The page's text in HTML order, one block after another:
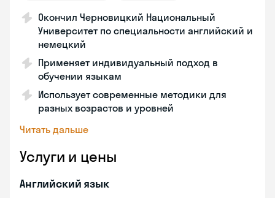
Окончил Черновицкий Национальный
Университет по специальности английский и
немецкий
Применяет индивидуальный подход в
обучении языкам
Использует современные методики для
разных возрастов и уровней
Читать дальше
Услуги и цены
Английский язык